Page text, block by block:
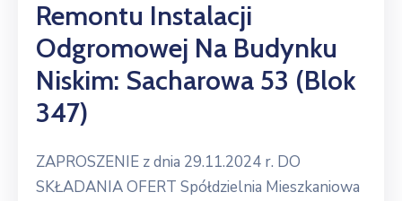
Remontu Instalacji
Odgromowej Na Budynku
Niskim: Sacharowa 53 (blok
347)
ZAPROSZENIE z dnia 29.11.2024 r. DO
SKŁADANIA OFERT Spółdzielnia Mieszkaniowa